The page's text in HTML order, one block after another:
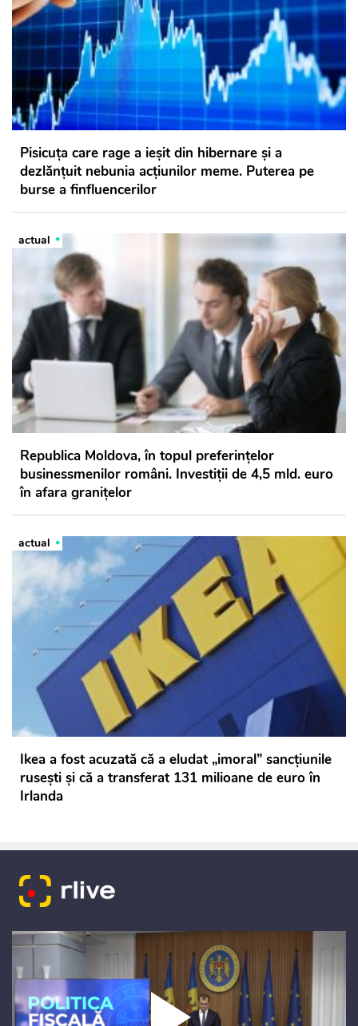
Pisicuţa care rage a ieşit din hibernare şi a
dezlănţuit nebunia acţiunilor meme. Puterea pe
burse a finfluencerilor
actual
Republica Moldova, în topul preferințelor
businessmenilor români. Investiții de 4,5 mld. euro
în afara granițelor
actual
Ikea a fost acuzată că a eludat „imoral” sancțiunile
rusești și că a transferat 131 milioane de euro în
Irlanda